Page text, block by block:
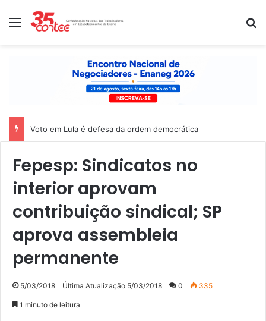
Menu
Voto em Lula é defesa da ordem democrática
Fepesp: Sindicatos no
interior aprovam
contribuição sindical; SP
aprova assembleia
permanente
5/03/2018 Última Atualização 5/03/2018 0 335
1 minuto de leitura